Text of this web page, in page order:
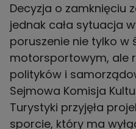
Decyzja o zamknięciu
jednak cała sytuacja
poruszenie nie tylko w
motorsportowym, ale
polityków i
Sejmowa Komisja
Turystyki przyjęła
sporcie, który ma